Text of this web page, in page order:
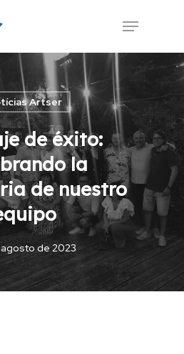
Menu
Artser
de éxito:
la
de nuestro
de 2023